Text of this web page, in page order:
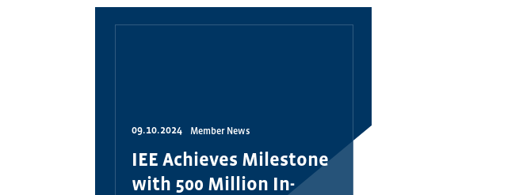
09.10.2024 Member News
IEE Achieves Milestone
with 500 Million In-